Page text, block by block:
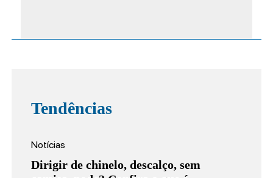
Tendências
Notícias
Dirigir de chinelo, descalço, sem